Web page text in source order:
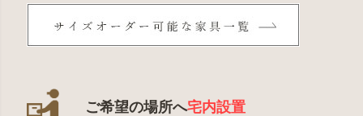
ご希望の場所へ宅内設置